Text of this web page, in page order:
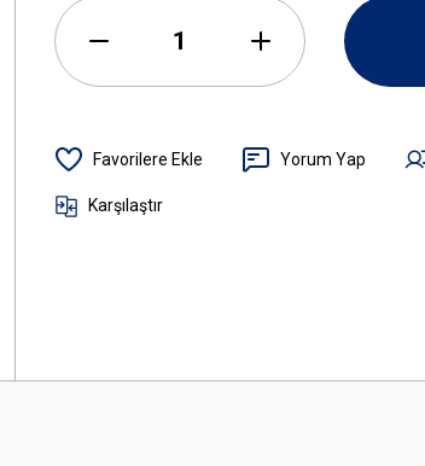
Yorum Yap
Karşılaştır